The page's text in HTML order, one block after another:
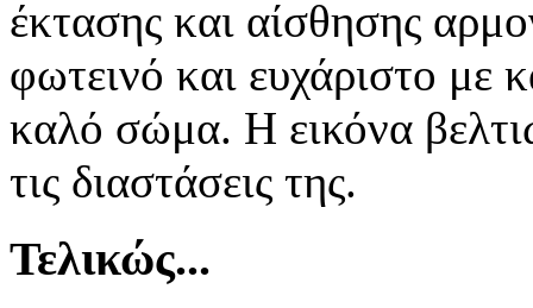
έκτασης και αίσθησης
φωτεινό και ευχάριστο με
καλό σώμα. Η εικόνα
τις διαστάσεις της.
Τελικώς...